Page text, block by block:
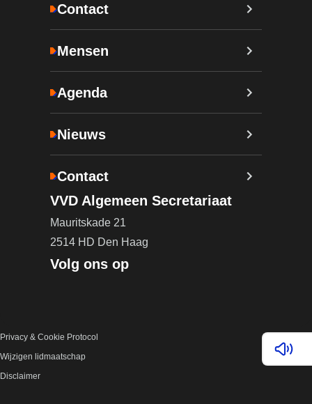
Lees
Contact
Mensen
Agenda
Nieuws
Contact
VVD Algemeen Secretariaat
Mauritskade 21
2514 HD Den Haag
Volg ons op
Privacy & Cookie Protocol
Wijzigen lidmaatschap
Disclaimer